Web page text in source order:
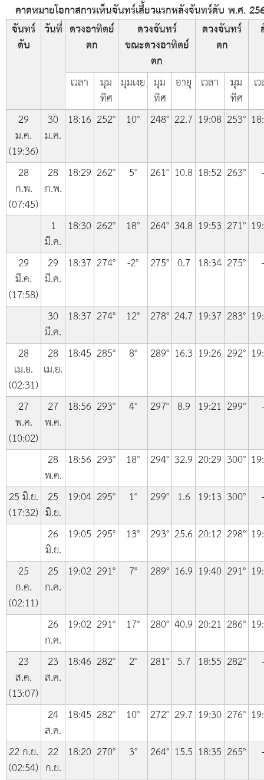
คาดหมายโอกาสการเห็นจันทร์เสี้ยวแรกหลังจันทร์ดับ พ.ศ.
จันทร์
ดับ
วันที่ ดวงอาทิตย์
ตก
ดวงจันทร์
ขณะดวงอาทิตย์
ตก
ดวงจันทร์
ตก
เวลา มุม
ทิศ
มุมเงย มุม
ทิศ
อายุ เวลา มุม
ทิศ
เ
29
ม.ค.
(19:36)
30
ม.ค.
18:16 252° 10° 248° 22.7 19:08 253°
28
ก.พ.
(07:45)
28
ก.พ.
18:29 262° 5° 261° 10.8 18:52 263° -
1
มี.ค.
18:30 262° 18° 264° 34.8 19:53 271°
29
มี.ค.
(17:58)
29
มี.ค.
18:37 274° -2° 275° 0.7 18:34 275° -
30
มี.ค.
18:37 274° 12° 278° 24.7 19:37 283°
28
เม.ย.
(02:31)
28
เม.ย.
18:45 285° 8° 289° 16.3 19:26 292°
27
พ.ค.
(10:02)
27
พ.ค.
18:56 293° 4° 297° 8.9 19:21 299° -
28
พ.ค.
18:56 293° 18° 294° 32.9 20:29 300°
25 มิ.ย.
(17:32)
25
มิ.ย.
19:04 295° 1° 299° 1.6 19:13 300°
-
26
มิ.ย.
19:05 295° 13° 293° 25.6 20:12 298°
25
ก.ค.
(02:11)
25
ก.ค.
19:02 291° 7° 289° 16.9 19:40 291°
26
ก.ค.
19:02 291° 17° 280° 40.9 20:21 286°
23
ส.ค.
(13:07)
23
ส.ค.
18:46 282° 2° 281° 5.7 18:55 282° -
24
ส.ค.
18:45 282° 10° 272° 29.7 19:30 276°
22 ก.ย.
(02:54)
22
ก.ย.
18:20 270° 3° 264° 15.5 18:35 265°
-